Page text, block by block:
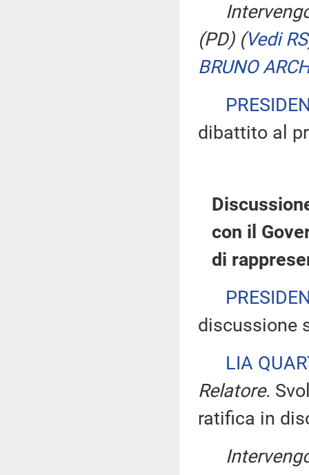
(PD) (Vedi RS
BRUNO
dibattito al
con il
di
discussione
LIA
Relatore.
ratifica in